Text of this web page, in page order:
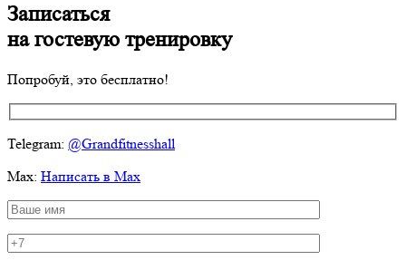
Записаться
нагостевую тренировку
Попробуй, это бесплатно!
Telegram: @Grandfitnesshall
Мах: Написать в Max